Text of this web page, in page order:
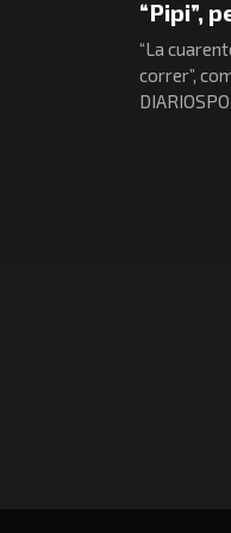
“Pipi”,
“La
correr”,